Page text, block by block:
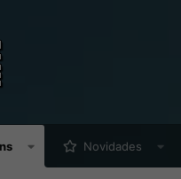
Novidades